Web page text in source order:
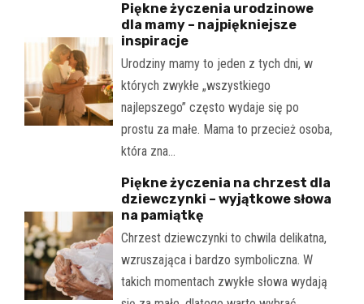
Piękne życzenia urodzinowe
dla mamy – najpiękniejsze
inspiracje
Urodziny mamy to jeden z tych dni, w
których zwykłe „wszystkiego
najlepszego” często wydaje się po
prostu za małe. Mama to przecież osoba,
która zna…
Piękne życzenia na chrzest dla
dziewczynki – wyjątkowe słowa
na pamiątkę
Chrzest dziewczynki to chwila delikatna,
wzruszająca i bardzo symboliczna. W
takich momentach zwykłe słowa wydają